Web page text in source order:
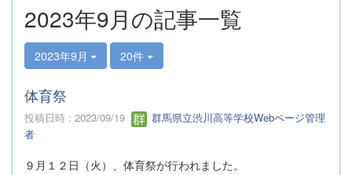
2023年9月の記事一覧
2023年9月 20件
体育祭
投稿日時 : 2023/09/19
群馬県立渋川高等学校Webページ管理
者
９月１２日（火）、体育祭が行われました。